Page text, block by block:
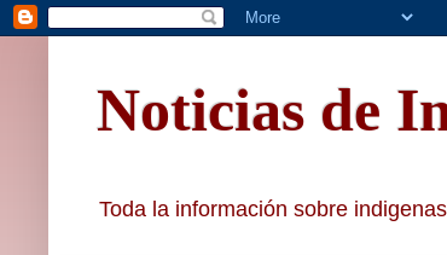
Noticias de
Toda la información sobre indigenas